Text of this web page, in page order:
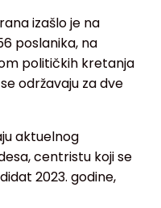
izašlo je na
poslanika, na
političkih kretanja
održavaju za dve
aktuelnog
centristu koji se
2023. godine,